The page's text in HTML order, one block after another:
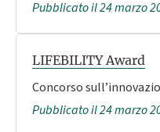
Pubblicato il 24 marzo
LIFEBILITY Award
Concorso
Pubblicato il 24 marzo